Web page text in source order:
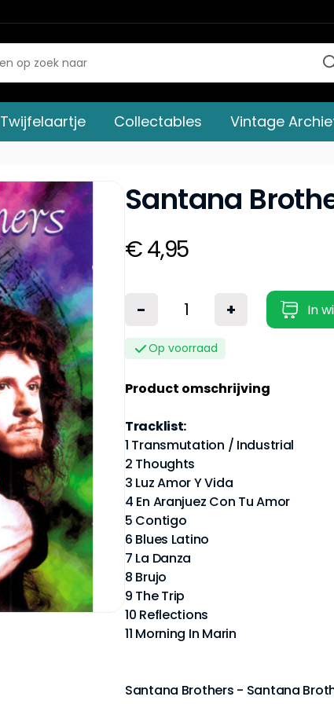
Twijfelaartje Collectables Vintage
Santana
€ 4,95
- + In
Op voorraad
Product omschrijving
Tracklist:
1 Transmutation / Industrial
2 Thoughts
3 Luz Amor Y Vida
4 En Aranjuez Con Tu Amor
5 Contigo
6 Blues Latino
7 La Danza
8 Brujo
9 The Trip
10 Reflections
11 Morning In Marin
Santana Brothers - Santana